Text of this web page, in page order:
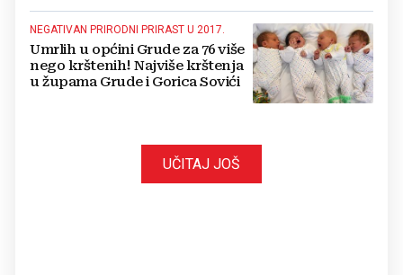
NEGATIVAN PRIRODNI PRIRAST U 2017.
Umrlih u općini Grude za 76 više
nego krštenih! Najviše krštenja
u župama Grude i Gorica Sovići
UČITAJ JOŠ